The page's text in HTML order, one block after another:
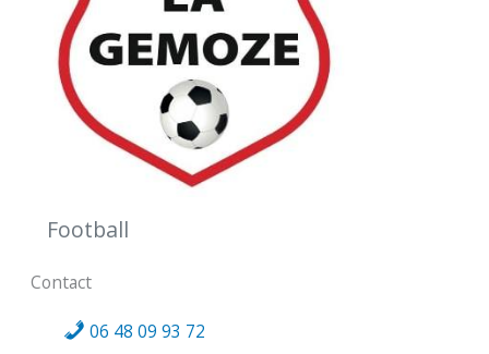
Football
Contact
06 48 09 93 72